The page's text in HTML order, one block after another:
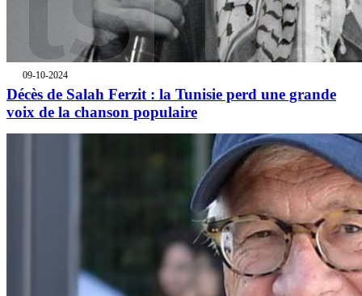
09-10-2024
Décès de Salah Ferzit : la Tunisie perd une grande
voix de la chanson populaire